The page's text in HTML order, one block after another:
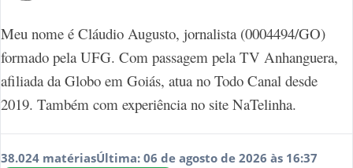
Meu nome é Cláudio Augusto, jornalista (0004494/GO)
formado pela UFG. Com passagem pela TV Anhanguera,
afiliada da Globo em Goiás, atua no Todo Canal desde
2019. Também com experiência no site NaTelinha.
38.024 matériasÚltima: 06 de agosto de 2026 às 16:37